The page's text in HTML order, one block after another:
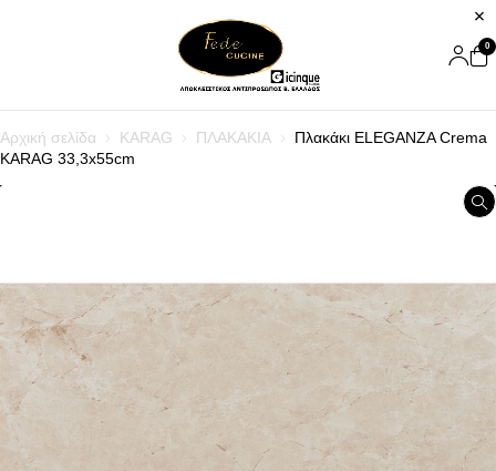
0
Αρχική σελίδα KARAG ΠΛΑΚΑΚΙΑ
Πλακάκι ELEGANZA Crema
KARAG 33,3x55cm